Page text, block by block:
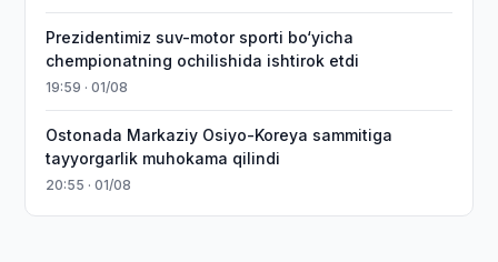
Prezidentimiz suv-motor sporti bo‘yicha
chempionatning ochilishida ishtirok etdi
19:59 · 01/08
Ostonada Markaziy Osiyo-Koreya sammitiga
tayyorgarlik muhokama qilindi
20:55 · 01/08